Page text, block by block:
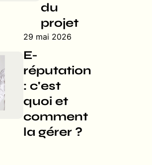
du
projet
29 mai 2026
E-
réputation
: c'est
quoi et
comment
la gérer ?